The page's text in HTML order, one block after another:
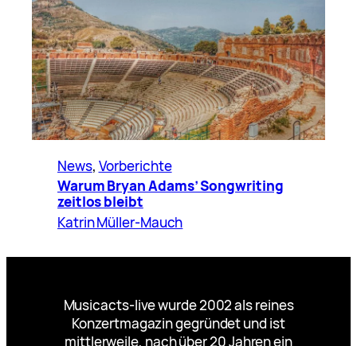
News, Vorberichte
Warum Bryan Adams’ Songwriting
zeitlos bleibt
Katrin Müller-Mauch
Musicacts-live wurde 2002 als reines
Konzertmagazin gegründet und ist
mittlerweile, nach über 20 Jahren ein